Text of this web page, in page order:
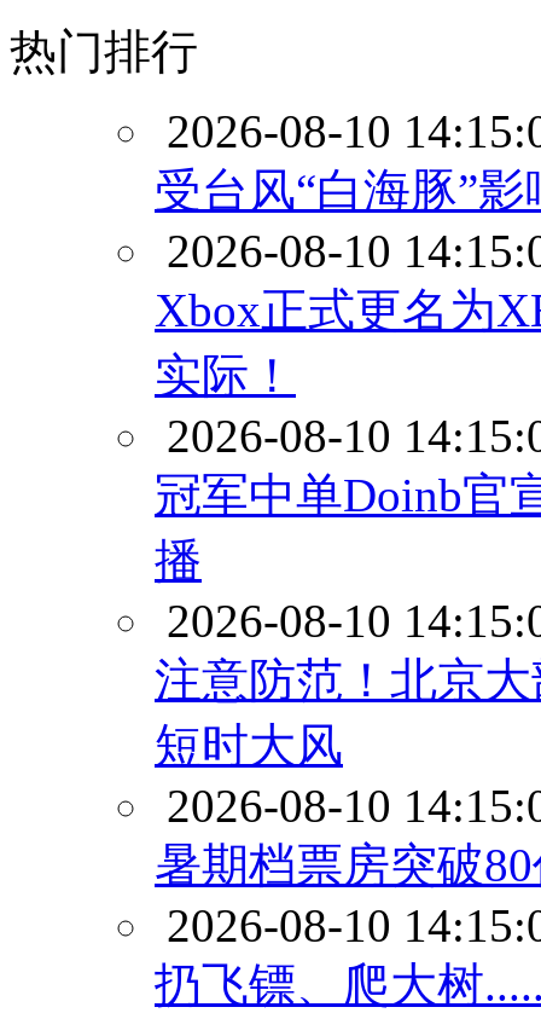
热门排行
2026-08-10
受台风“白海豚”
2026-08-10
Xbox正式更名为
实际！
2026-08-10
冠军中单Doinb官
播
2026-08-10
注意防范！北京
短时大风
2026-08-10
暑期档票房突破
2026-08-10
扔飞镖、爬大树